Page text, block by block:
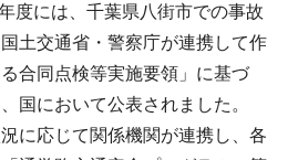
度には、千葉県八街市での事故
土交通省・警察庁が連携して作
合同点検等実施要領」に基づ
国において公表されました。
に応じて関係機関が連携し、各